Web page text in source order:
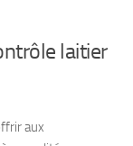
laitier
aux